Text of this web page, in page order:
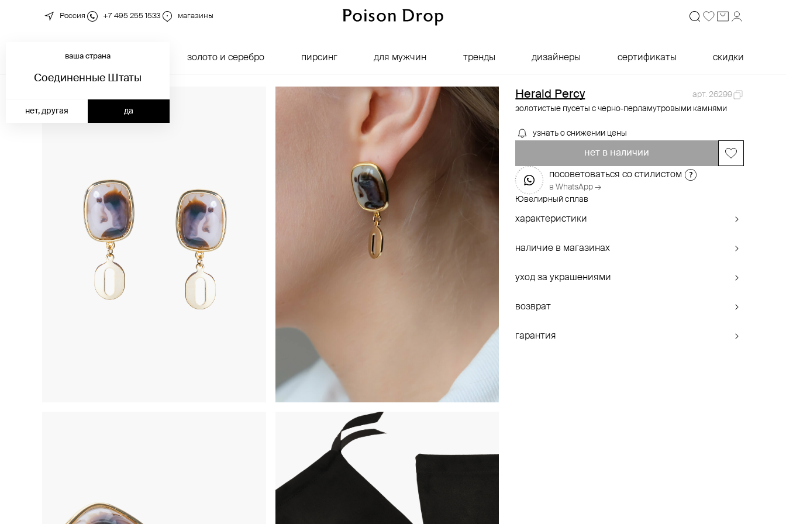
Россия +7 495 255 1533 магазины
новинки золото и серебро пирсинг для мужчин тренды дизайнеры сертификаты скидки
ваша страна
Соединенные Штаты
да
нет, другая
Herald Percy
арт. 26299
золотистые пусеты с черно-перламутровыми камнями
узнать о снижении цены
нет в наличии
посоветоваться со стилистом
в WhatsApp →
Ювелирный сплав
характеристики
наличие в магазинах
уход за украшениями
возврат
гарантия